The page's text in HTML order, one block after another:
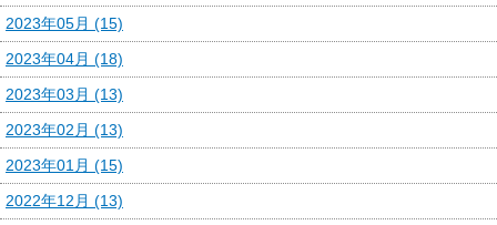
2023年05月 (15)
2023年04月 (18)
2023年03月 (13)
2023年02月 (13)
2023年01月 (15)
2022年12月 (13)